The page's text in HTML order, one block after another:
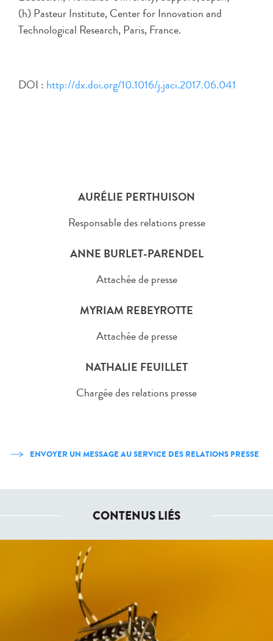
(h) Pasteur Institute, Center for Innovation and
Technological Research, Paris, France.
DOI : http://dx.doi.org/10.1016/j.jaci.2017.06.041
AURÉLIE PERTHUISON
Responsable des relations presse
ANNE BURLET-PARENDEL
Attachée de presse
MYRIAM REBEYROTTE
Attachée de presse
NATHALIE FEUILLET
Chargée des relations presse
ENVOYER UN MESSAGE AU SERVICE DES RELATIONS PRESSE
CONTENUS LIÉS